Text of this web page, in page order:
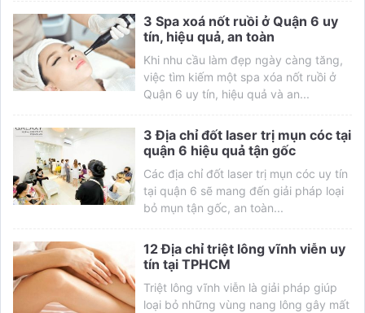
3 Spa xoá nốt ruồi ở Quận 6 uy
tín, hiệu quả, an toàn
Khi nhu cầu làm đẹp ngày càng tăng,
việc tìm kiếm một spa xóa nốt ruồi ở
Quận 6 uy tín, hiệu quả và an...
3 Địa chỉ đốt laser trị mụn cóc tại
quận 6 hiệu quả tận gốc
Các địa chỉ đốt laser trị mụn cóc uy tín
tại quận 6 sẽ mang đến giải pháp loại
bỏ mụn tận gốc, an toàn...
12 Địa chỉ triệt lông vĩnh viễn uy
tín tại TPHCM
Triệt lông vĩnh viễn là giải pháp giúp
loại bỏ những vùng nang lông gây mất